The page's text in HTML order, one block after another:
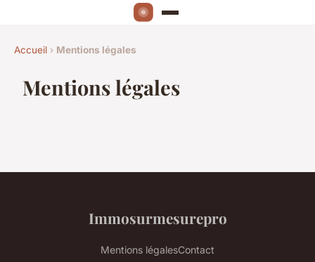
Accueil › Mentions légales
Mentions légales
Immosurmesurepro
Mentions légalesContact